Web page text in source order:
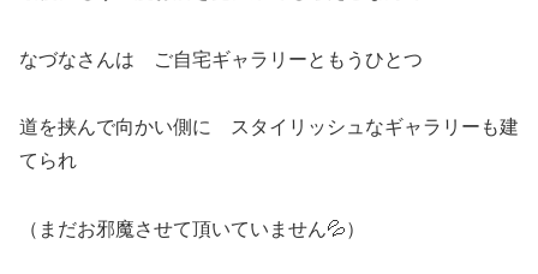
なづなさんは ご自宅ギャラリーともうひとつ
道を挟んで向かい側に スタイリッシュなギャラリーも建
てられ
（まだお邪魔させて頂いていません💦）